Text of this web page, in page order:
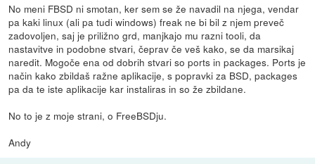
No meni FBSD ni smotan, ker sem se že navadil na njega, vendar
pa kaki linux (ali pa tudi windows) freak ne bi bil z njem preveč
zadovoljen, saj je priližno grd, manjkajo mu razni tooli, da
nastavitve in podobne stvari, čeprav če veš kako, se da marsikaj
naredit. Mogoče ena od dobrih stvari so ports in packages. Ports je
način kako zbildaš ražne aplikacije, s popravki za BSD, packages
pa da te iste aplikacije kar instaliras in so že zbildane.
No to je z moje strani, o FreeBSDju.
Andy